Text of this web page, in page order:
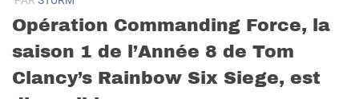
Opération Commanding Force, la
saison 1 de l’Année 8 de Tom
Clancy’s Rainbow Six Siege, est